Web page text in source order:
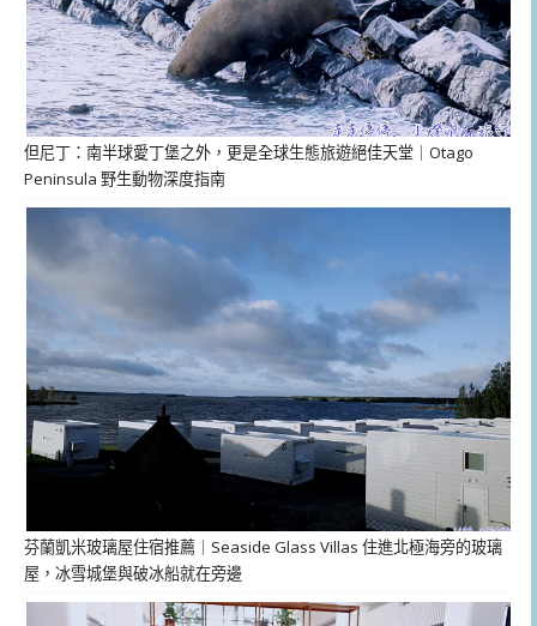
但尼丁：南半球愛丁堡之外，更是全球生態旅遊絕佳天堂｜Otago
Peninsula 野生動物深度指南
芬蘭凱米玻璃屋住宿推薦｜Seaside Glass Villas 住進北極海旁的玻璃
屋，冰雪城堡與破冰船就在旁邊